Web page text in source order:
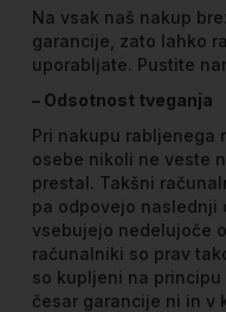
Na vsak naš nakup
garancije, zato lahko
uporabljate. Pustite
– Odsotnost tveganja
Pri nakupu rabljenega
osebe nikoli ne veste
prestal. Takšni
pa odpovejo naslednji
vsebujejo nedelujoče
računalniki so prav
so kupljeni na principu
česar garancije ni in v